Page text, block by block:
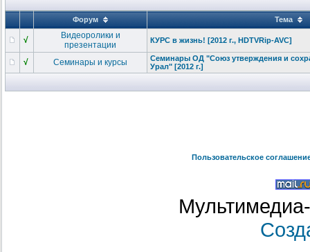
Форум Тема
√
Видеоролики и
презентации
КУРС в жизнь! [2012 г., HDTVRip-AVC]
√ Семинары и курсы
Семинары ОД "Союз утверждения и
Урал" [2012 г.]
Пользовательское